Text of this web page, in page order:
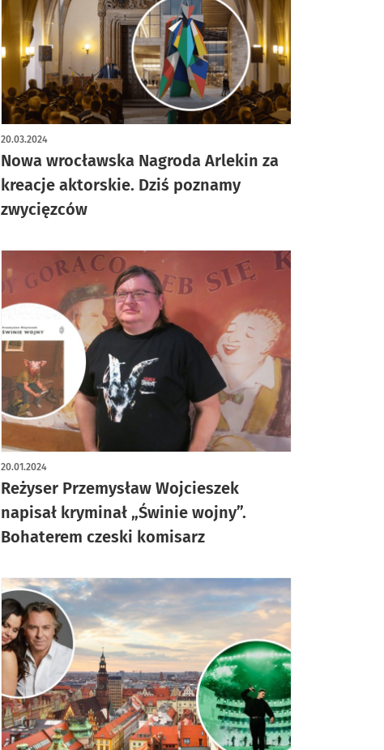
Nowa wrocławska Nagroda Arlekin za
kreacje aktorskie. Dziś poznamy
zwycięzców
20.03.2024
Reżyser Przemysław Wojcieszek
napisał kryminał „Świnie wojny”.
Bohaterem czeski komisarz
20.01.2024